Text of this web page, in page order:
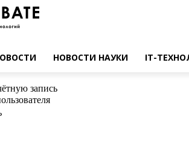
НОВОСТИ НАУКИ IT-
запись